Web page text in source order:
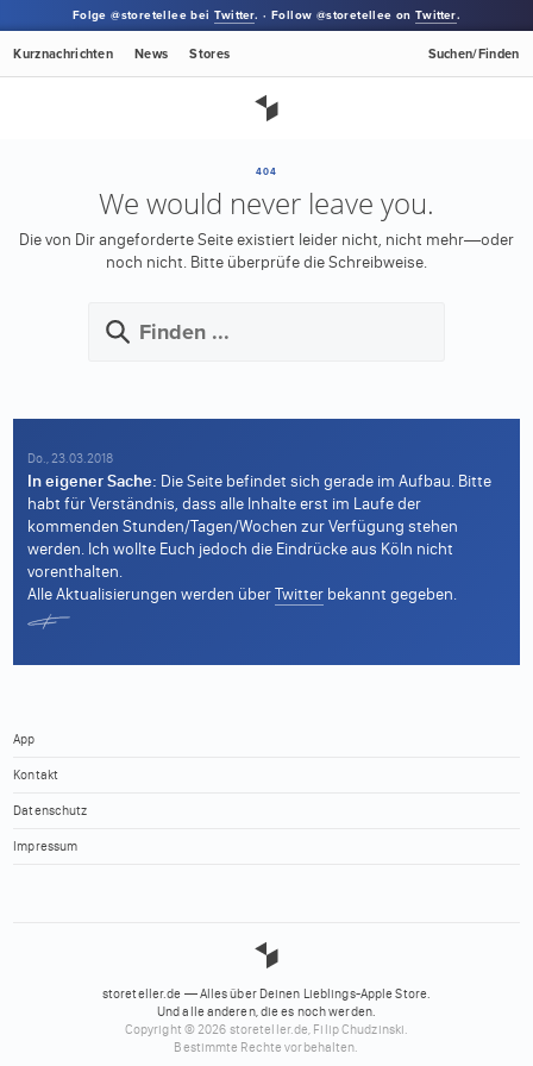
Folge @storetellee beiTwitter. · Follow @storetellee onTwitter.
Kurznachrichten News Stores Suchen/Finden
404
We would never leave you.
Die von Dir angeforderte Seite existiert leider nicht, nicht mehr—oder
noch nicht. Bitte überprüfe die Schreibweise.
Do., 23.03.2018
In eigener Sache: Die Seite befindet sich gerade im Aufbau. Bitte
habt für Verständnis, dass alle Inhalte erst im Laufe der
kommenden Stunden/Tagen/Wochen zur Verfügung stehen
werden. Ich wollte Euch jedoch die Eindrücke aus Köln nicht
vorenthalten.
Alle Aktualisierungen werden überTwitter bekannt gegeben.
App
Kontakt
Datenschutz
Impressum
storeteller.de — Alles über Deinen Lieblings-Apple Store.
Und alle anderen, die es noch werden.
Copyright © 2026 storeteller.de, Filip Chudzinski.
Bestimmte Rechte vorbehalten.